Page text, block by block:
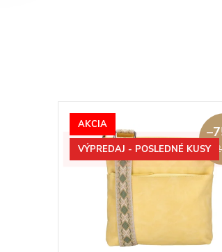
AKCIA
VÝPREDAJ - POSLEDNÉ KUSY